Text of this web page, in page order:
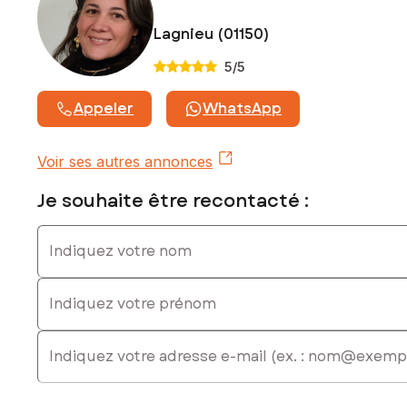
Lagnieu (01150)
5/5
Appeler WhatsApp
Voir ses autres annonces
Je souhaite être recontacté :
Indiquez votre nom
Indiquez votre prénom
E-mail